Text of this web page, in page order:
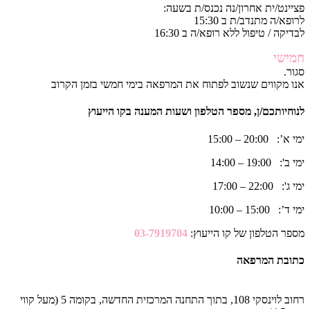
פציינט/ית אחרון/נה נכנס/ת בשעה:
לרופא/ה מתנדב/ת ב 15:30
לבדיקה / טיפול ללא רופא/ה ב 16:30
חמישי
סגור.
אנו מקווים שנשוב לפתוח את המרפאה בימי חמשי בזמן הקרוב
לנוחיותכם/ן, מספר הטלפון ושעות המענה בקו הייעוץ
ימי א’: 20:00 – 15:00
ימי ב': 19:00 – 14:00
ימי ג': 22:00 – 17:00
ימי ד’: 15:00 – 10:00
מספר הטלפון של קו הייעוץ: 03-7919704
כתובת המרפאה
רחוב לוינסקי 108, בתוך התחנה המרכזית החדשה, בקומה 5 (מעל קווי